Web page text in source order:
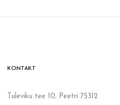
KONTAKT
Tuleviku tee 10, Peetri 75312